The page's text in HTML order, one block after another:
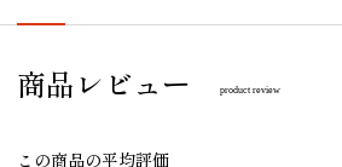
商品レビュー product review